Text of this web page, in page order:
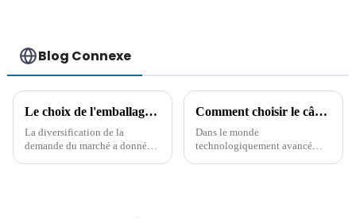
Blog Connexe
Le choix de l'emballage des câbles : pour répondre aux diverses demandes des consommateurs
La diversification de la
demande du marché a donné
Comment choisir le câble USB : un guide complet
Dans le monde
technologiquement avancé